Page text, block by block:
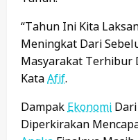
“Tahun Ini Kita
Meningkat Dari
Masyarakat Terhibur
KataAfif.
Dampak Ekonomi Dari
Diperkirakan